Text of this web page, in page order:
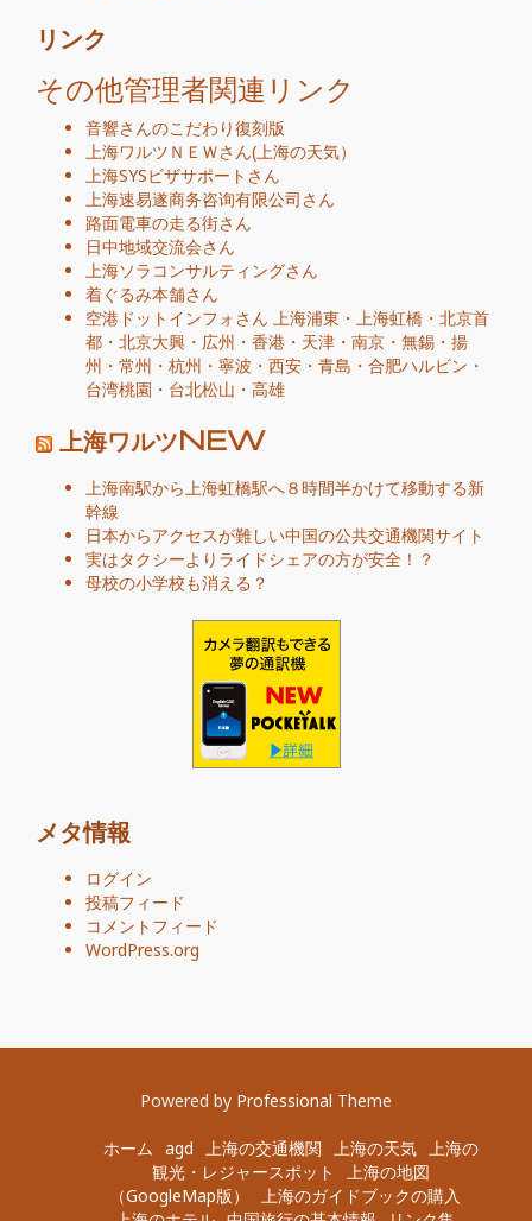
リンク
その他管理者関連リンク
音響さんのこだわり復刻版
上海ワルツＮＥＷさん(上海の天気）
上海SYSビザサポート さん
上海速易遂商务咨询有限公司さん
路面電車の走る街さん
日中地域交流会さん
上海ソラコンサルティングさん
着ぐるみ本舗さん
空港ドットインフォさん 上海浦東 ・ 上海虹橋 ・ 北京首
都 ・ 北京大興 ・ 広州 ・ 香港 ・ 天津 ・ 南京 ・ 無錫 ・ 揚
州 ・ 常州 ・ 杭州 ・ 寧波 ・ 西安 ・ 青島 ・ 合肥ハルビン ・
台湾桃園 ・ 台北松山 ・ 高雄
上海ワルツNEW
上海南駅から上海虹橋駅へ８時間半かけて移動する新
幹線
日本からアクセスが難しい中国の公共交通機関サイト
実はタクシーよりライドシェアの方が安全！？
母校の小学校も消える？
メタ情報
ログイン
投稿フィード
コメントフィード
WordPress.org
Powered by Professional Theme
ホーム agd 上海の交通機関 上海の天気 上海の
観光・レジャースポット
上海の地図
（GoogleMap版）
上海のガイドブックの購入